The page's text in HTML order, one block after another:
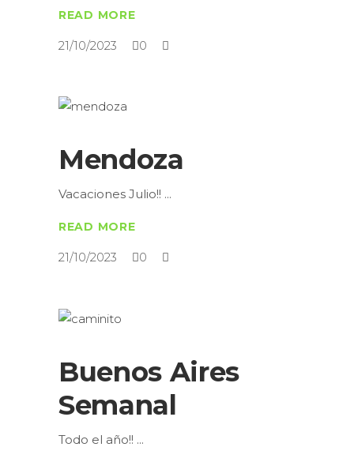
READ MORE
21/10/2023 0
Mendoza
Vacaciones Julio!!
READ MORE
21/10/2023 0
Buenos Aires
Semanal
Todo el año!!